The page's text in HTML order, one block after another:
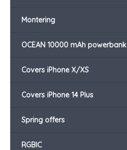
Montering
OCEAN 10000 mAh powerbank
Covers iPhone X/XS
Covers iPhone 14 Plus
Spring offers
RGBIC